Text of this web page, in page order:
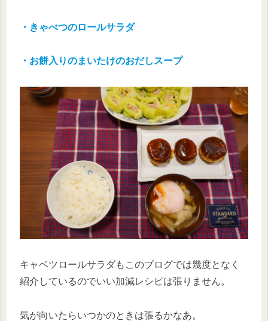
・きゃべつのロールサラダ
・お餅入りのまいたけのおだしスープ
キャベツロールサラダもこのブログでは幾度となく
紹介しているのでいい加減レシピは張りません。
気が向いたらいつかのときは張るかなあ。